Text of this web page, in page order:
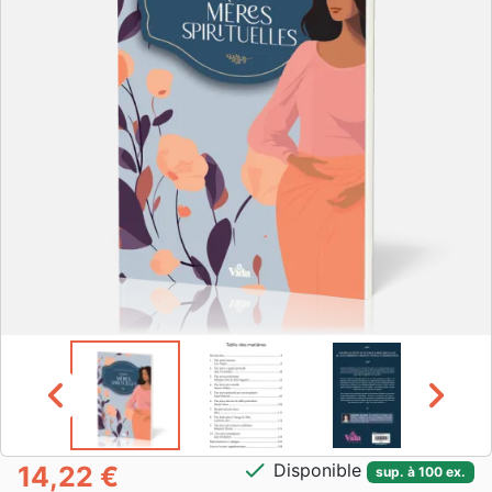
chevron_left chevron_right
14,22 € check Disponible sup. à 100 ex.